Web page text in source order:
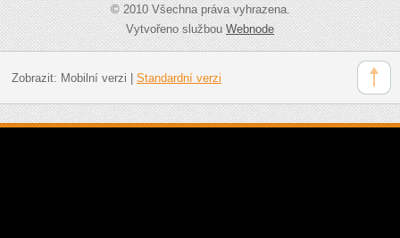
© 2010 Všechna práva vyhrazena.
Vytvořeno službouWebnode
Zobrazit: Mobilní verzi Standardní verzi